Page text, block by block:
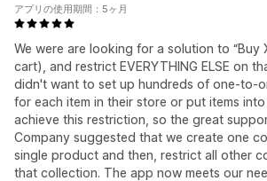
We were are looking for a solution to “Buy
cart), and restrict EVERYTHING ELSE on
didn't want to set up hundreds of one-to-
for each item in their store or put items
achieve this restriction, so the great
Company suggested that we create one
single product and then, restrict all other
that collection. The app now meets our
アプリの使用期間：5ヶ月